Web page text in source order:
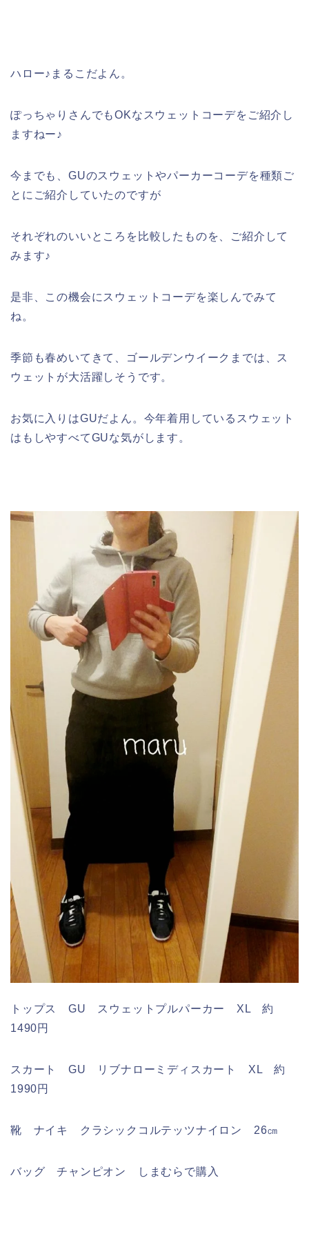
ハロー♪まるこだよん。
ぽっちゃりさんでもOKなスウェットコーデをご紹介し
ますねー♪
今までも、GUのスウェットやパーカーコーデを種類ご
とにご紹介していたのですが
それぞれのいいところを比較したものを、ご紹介して
みます♪
是非、この機会にスウェットコーデを楽しんでみて
ね。
季節も春めいてきて、ゴールデンウイークまでは、ス
ウェットが大活躍しそうです。
お気に入りはGUだよん。今年着用しているスウェット
はもしやすべてGUな気がします。
トップス GU スウェットプルパーカー XL 約
1490円
スカート GU リブナローミディスカート XL 約
1990円
靴 ナイキ クラシックコルテッツナイロン 26㎝
バッグ チャンピオン しまむらで購入